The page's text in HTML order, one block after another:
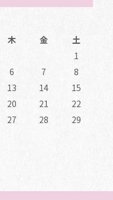
木 金 土
1
6 7
8
13 14
15
20 21
22
27 28
29